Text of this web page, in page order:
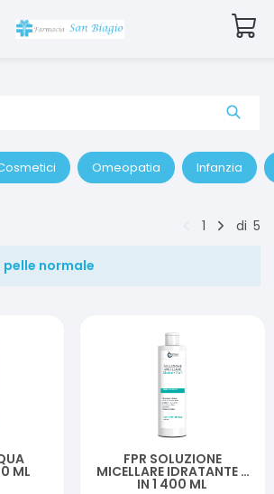
Omeopatia Infanzia
1 di 5
normale
ML
FPR SOLUZIONE
MICELLARE IDRATANTE 2
IN 1 400 ML